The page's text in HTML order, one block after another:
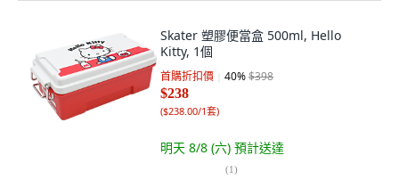
Skater 塑膠便當盒 500ml, Hello
Kitty, 1個
首購折扣價 40%$398
$238
($238.00/1套)
明天 8/8 (六) 預計送達
(1)